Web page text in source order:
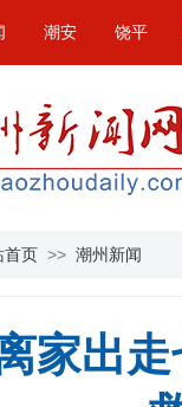
潮安 饶平
首页 >> 潮州新闻
家出